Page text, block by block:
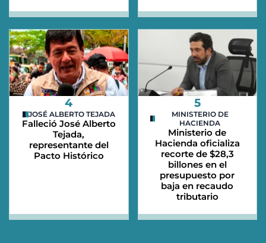
4
JOSÉ ALBERTO TEJADA
Falleció José Alberto
Tejada,
representante del
Pacto Histórico
5
MINISTERIO DE
HACIENDA
Ministerio de
Hacienda oficializa
recorte de $28,3
billones en el
presupuesto por
baja en recaudo
tributario